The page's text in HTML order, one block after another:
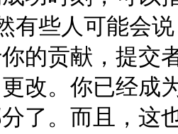
有些人可能会
的贡献，提交
改。你已经
了。而且，这